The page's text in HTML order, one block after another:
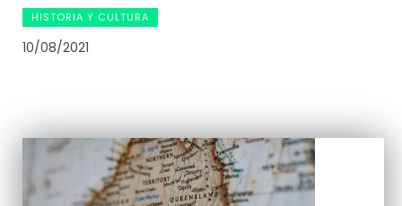
HISTORIA Y CULTURA
10/08/2021